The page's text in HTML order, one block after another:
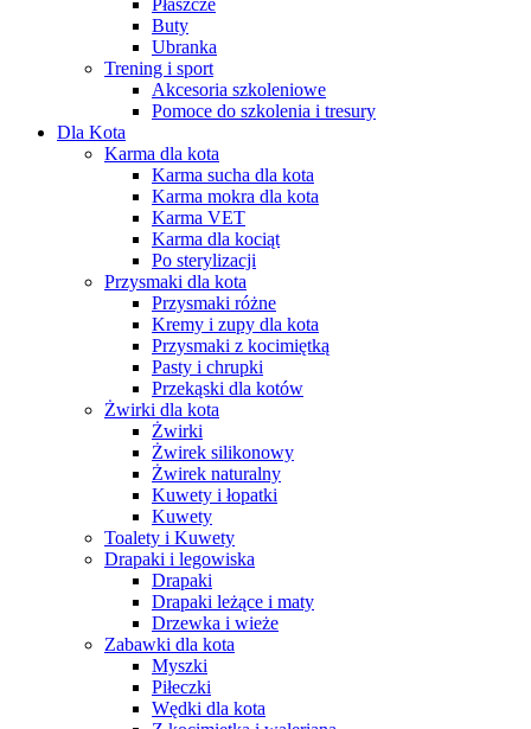
Płaszcze
Buty
Ubranka
Trening i sport
Akcesoria szkoleniowe
Pomoce do szkolenia i tresury
Dla Kota
Karma dla kota
Karma sucha dla kota
Karma mokra dla kota
Karma VET
Karma dla kociąt
Po sterylizacji
Przysmaki dla kota
Przysmaki różne
Kremy i zupy dla kota
Przysmaki z kocimiętką
Pasty i chrupki
Przekąski dla kotów
Żwirki dla kota
Żwirki
Żwirek silikonowy
Żwirek naturalny
Kuwety i łopatki
Kuwety
Toalety i Kuwety
Drapaki i legowiska
Drapaki
Drapaki leżące i maty
Drzewka i wieże
Zabawki dla kota
Myszki
Piłeczki
Wędki dla kota